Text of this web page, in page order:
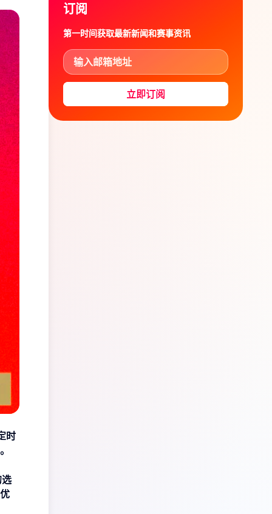
时
订阅
第一时间获取最新新闻和赛事资讯
立即订阅